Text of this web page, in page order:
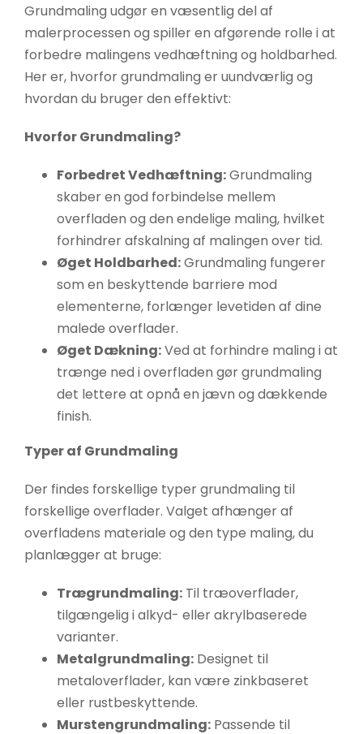
Grundmaling udgør en væsentlig del af
malerprocessen og spiller en afgørende rolle i at
forbedre malingens vedhæftning og holdbarhed.
Her er, hvorfor grundmaling er uundværlig og
hvordan du bruger den effektivt:
Hvorfor Grundmaling?
Forbedret Vedhæftning:Grundmaling
skaber en god forbindelse mellem
overfladen og den endelige maling, hvilket
forhindrer afskalning af malingen over tid.
Øget Holdbarhed:Grundmaling fungerer
som en beskyttende barriere mod
elementerne, forlænger levetiden af dine
malede overflader.
Øget Dækning:Ved at forhindre maling i at
trænge ned i overfladen gør grundmaling
det lettere at opnå en jævn og dækkende
finish.
Typer af Grundmaling
Der findes forskellige typer grundmaling til
forskellige overflader. Valget afhænger af
overfladens materiale og den type maling, du
planlægger at bruge:
Trægrundmaling:Til træoverflader,
tilgængelig i alkyd- eller akrylbaserede
varianter.
Metalgrundmaling:Designet til
metaloverflader, kan være zinkbaseret
eller rustbeskyttende.
Murstengrundmaling:Passende til
Hvis du
nægter disse
cookies,
forsvinder
nogle
hjemmesiden.
Marketing
Ved at
dele dine
interesser
adfærd,
når du
besøger
vores side,
for at se
personligt
indhold og
tilbud.